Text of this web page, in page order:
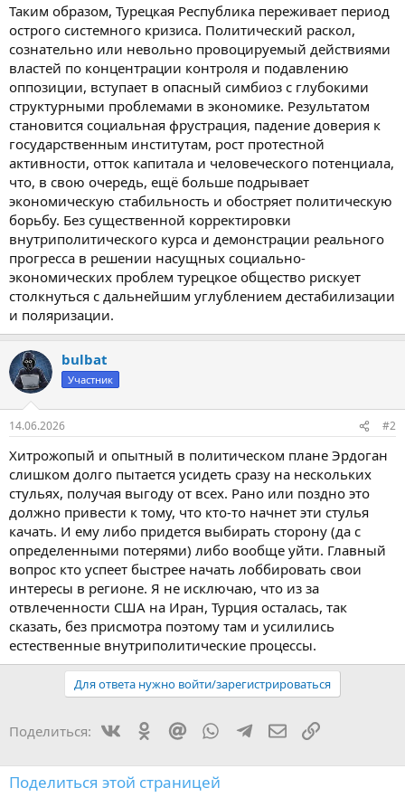
Таким образом, Турецкая Республика переживает период
острого системного кризиса. Политический раскол,
сознательно или невольно провоцируемый действиями
властей по концентрации контроля и подавлению
оппозиции, вступает в опасный симбиоз с глубокими
структурными проблемами в экономике. Результатом
становится социальная фрустрация, падение доверия к
государственным институтам, рост протестной
активности, отток капитала и человеческого потенциала,
что, в свою очередь, ещё больше подрывает
экономическую стабильность и обостряет политическую
борьбу. Без существенной корректировки
внутриполитического курса и демонстрации реального
прогресса в решении насущных социально-
экономических проблем турецкое общество рискует
столкнуться с дальнейшим углублением дестабилизации
и поляризации.
bulbat
Участник
14.06.2026 #2
Хитрожопый и опытный в политическом плане Эрдоган
слишком долго пытается усидеть сразу на нескольких
стульях, получая выгоду от всех. Рано или поздно это
должно привести к тому, что кто-то начнет эти стулья
качать. И ему либо придется выбирать сторону (да с
определенными потерями) либо вообще уйти. Главный
вопрос кто успеет быстрее начать лоббировать свои
интересы в регионе. Я не исключаю, что из за
отвлеченности США на Иран, Турция осталась, так
сказать, без присмотра поэтому там и усилились
естественные внутриполитические процессы.
Для ответа нужно войти/зарегистрироваться
Поделиться: VkontakteOdnoklassniki
Mail.ruWhatsAppTelegram
Электронная
Ссылка
Поделиться этой страницей